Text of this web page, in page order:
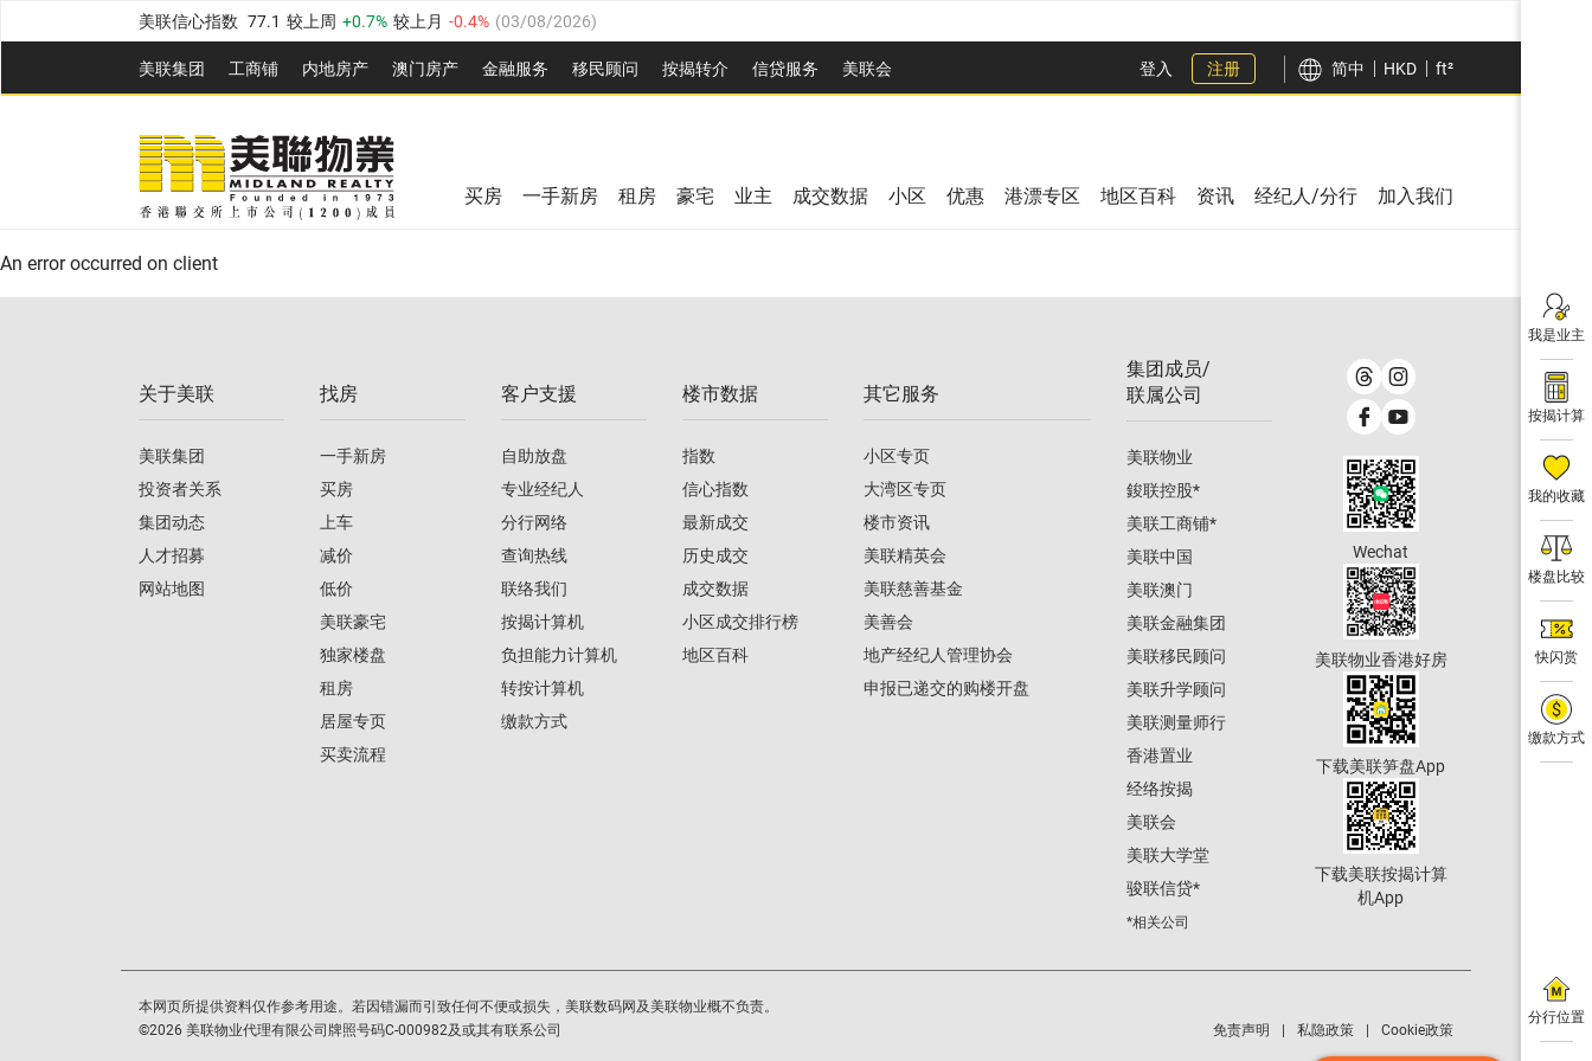
美联信心指数 77.1 较上周 0.7% 较上月 -0.4% (03/08/2026)
全港指数 149.1 较上周 0% 较上月 0.4% ( 03/08/2026
港岛指数 157.4 较上周 -0.3% 较上月 -0.8% (03/08/2026)
九龙指数 156.4 较上周 -0.1% 较上月
新界指数 134.8 较上周 0.1% 较上月 03/08/2026
美联信心指数 77.1 较上周 0.7% 较上月
美联集团 工商铺 内地房产 澳⻔房产 金融服务 移民顾问 按揭转介 信贷服务 美联会
全港指数 149.1 较上周 0% 较上月
美联信心指数 较上周 0.7% 03/08/2026
登入 注册 简中 HKD ft²
我是业主
按揭计算
我的收藏
楼盘比较
快闪赏
缴款方式
分行位置
买房 一手新房 租房 豪宅 业主 成交数据 小区 优惠 港漂专区 地区百科 资讯 经纪人/分行 加入我们
An error occurred on client
关于美联
美联集团
投资者关系
集团动态
人才招募
网站地图
找房
一手新房
买房
上车
减价
低价
美联豪宅
独家楼盘
租房
居屋专页
买卖流程
客户支援
自助放盘
专业经纪人
分行网络
查询热线
联络我们
按揭计算机
负担能力计算机
转按计算机
缴款方式
楼市数据
指数
信心指数
最新成交
历史成交
成交数据
小区成交排行榜
地区百科
其它服务
小区专页
大湾区专页
楼市资讯
美联精英会
美联慈善基金
美善会
地产经纪人管理协会
申报已递交的购楼开盘
集团成员/
联属公司
美联物业
鋑联控股*
美联工商铺*
美联中国
美联澳门
美联金融集团
美联移民顾问
美联升学顾问
美联测量师行
香港置业
经络按揭
美联会
美联大学堂
骏联信贷*
*相关公司
Wechat
美联物业香港好房
下载美联笋盘App
下载美联按揭计算
机App
本网页所提供资料仅作参考用途。若因错漏而引致任何不便或损失，美联数码网及美联物业概不负责。
©2026 美联物业代理有限公司牌照号码C-000982及或其有联系公司 免责声明 私隐政策 Cookie政策